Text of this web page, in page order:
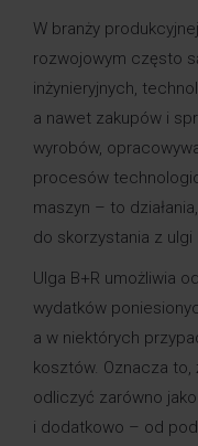
W branży
rozwojowym często
inżynieryjnych,
a nawet zakupów i
wyrobów,
procesów
maszyn – to
do skorzystania z ulgi
Ulga B+R umożliwia
wydatków
a w niektórych
kosztów. Oznacza
odliczyć zarówno
i dodatkowo – od